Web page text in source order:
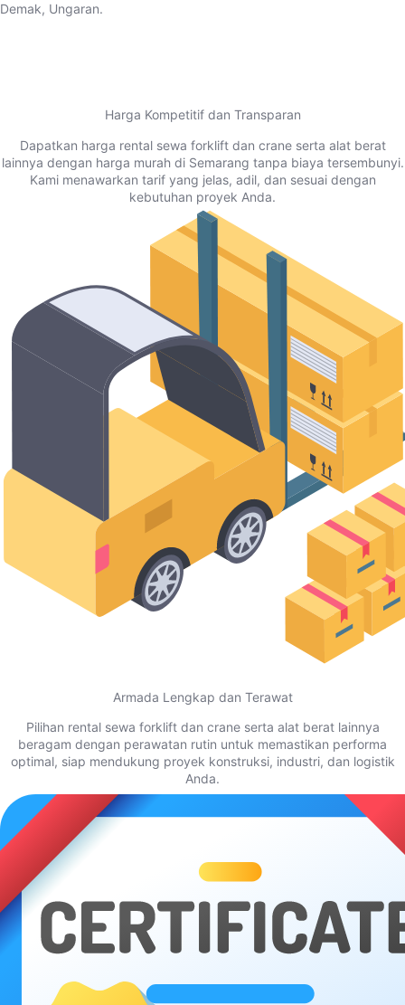
Demak, Ungaran.
Harga Kompetitif dan Transparan
Dapatkan harga rental sewa forklift dan crane serta alat berat
lainnya dengan harga murah di Semarang tanpa biaya tersembunyi.
Kami menawarkan tarif yang jelas, adil, dan sesuai dengan
kebutuhan proyek Anda.
Armada Lengkap dan Terawat
Pilihan rental sewa forklift dan crane serta alat berat lainnya
beragam dengan perawatan rutin untuk memastikan performa
optimal, siap mendukung proyek konstruksi, industri, dan logistik
Anda.